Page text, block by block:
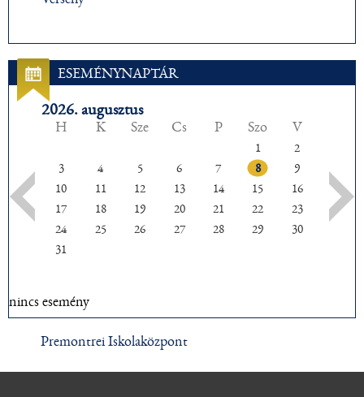
ESEMÉNYNAPTÁR
2026. augusztus
H K Sze Cs P Szo V
1
2
3
4 5 6 7 8
9
10
11 12 13 14 15
16
17
18 19 20 21 22
23
24
25 26 27 28 29
30
31
nincs esemény
Premontrei Iskolaközpont